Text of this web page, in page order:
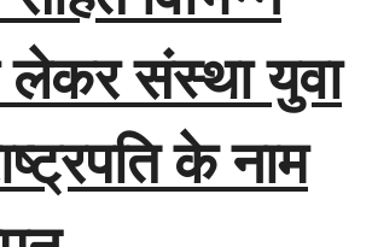
लेकर संस्था युवा
के नाम